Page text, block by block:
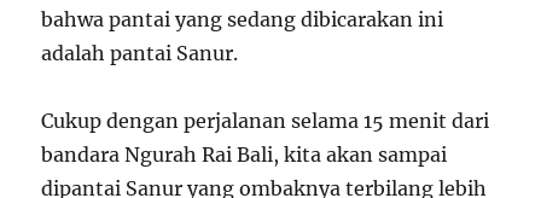
bahwa pantai yang sedang dibicarakan ini
adalah pantai Sanur.
Cukup dengan perjalanan selama 15 menit dari
bandara Ngurah Rai Bali, kita akan sampai
dipantai Sanur yang ombaknya terbilang lebih